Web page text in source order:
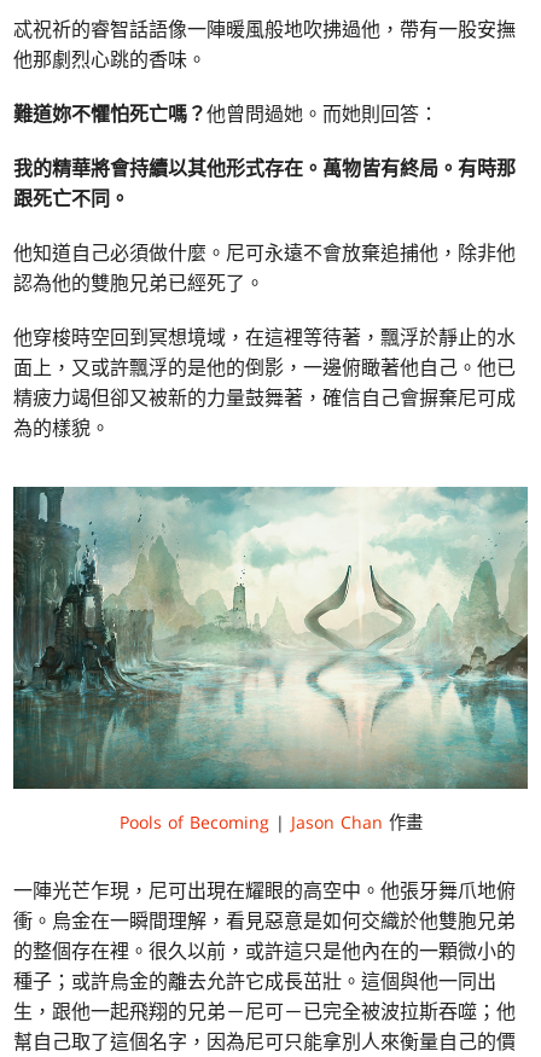
忒祝祈的睿智話語像一陣暖風般地吹拂過他，帶有一股安撫
他那劇烈心跳的香味。
難道妳不懼怕死亡嗎？他曾問過她。而她則回答：
我的精華將會持續以其他形式存在。萬物皆有終局。有時那
跟死亡不同。
他知道自己必須做什麼。尼可永遠不會放棄追捕他，除非他
認為他的雙胞兄弟已經死了。
他穿梭時空回到冥想境域，在這裡等待著，飄浮於靜止的水
面上，又或許飄浮的是他的倒影，一邊俯瞰著他自己。他已
精疲力竭但卻又被新的力量鼓舞著，確信自己會摒棄尼可成
為的樣貌。
Pools of Becoming| Jason Chan 作畫
一陣光芒乍現，尼可出現在耀眼的高空中。他張牙舞爪地俯
衝。烏金在一瞬間理解，看見惡意是如何交織於他雙胞兄弟
的整個存在裡。很久以前，或許這只是他內在的一顆微小的
種子；或許烏金的離去允許它成長茁壯。這個與他一同出
生，跟他一起飛翔的兄弟－尼可－已完全被波拉斯吞噬；他
幫自己取了這個名字，因為尼可只能拿別人來衡量自己的價